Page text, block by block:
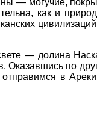
как и
— долина
Оказавшись по
в